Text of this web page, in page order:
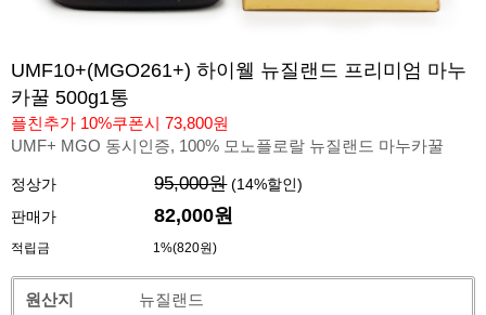
UMF10+(MGO261+) 하이웰 뉴질랜드 프리미엄 마누
카꿀 500g1통
플친추가 10%쿠폰시 73,800원
UMF+ MGO 동시인증, 100% 모노플로랄 뉴질랜드 마누카꿀
정상가 95,000원 (14%할인)
판매가
82,000원
적립금 1%(820원)
원산지
뉴질랜드